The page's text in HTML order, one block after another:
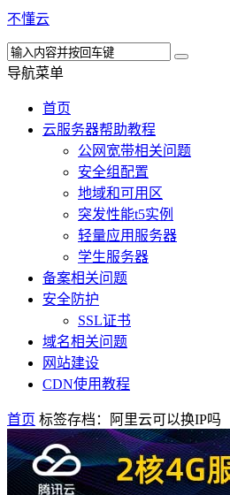
不懂云
导航菜单
首页
云服务器帮助教程
公网宽带相关问题
安全组配置
地域和可用区
突发性能t5实例
轻量应用服务器
学生服务器
备案相关问题
安全防护
SSL证书
域名相关问题
网站建设
CDN使用教程
首页 标签存档：阿里云可以换IP吗